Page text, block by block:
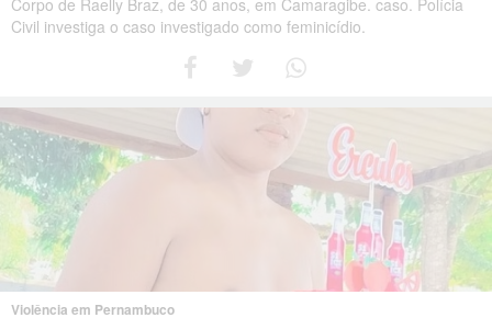
Corpo de Raelly Braz, de 30 anos, em Camaragibe. caso. Polícia
Civil investiga o caso investigado como feminicídio.
Violência em Pernambuco